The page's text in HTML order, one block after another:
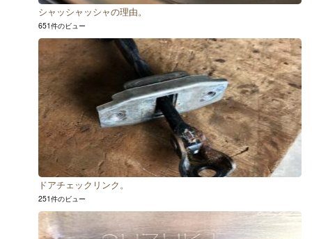
シャッシャッシャの理由。
651件のビュー
ドアチェックリンク。
251件のビュー